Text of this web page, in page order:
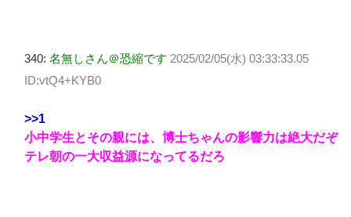
340: 名無しさん＠恐縮です 2025/02/05(水) 03:33:33.05
ID:vtQ4+KYB0
>>1
小中学生とその親には、博士ちゃんの影響力は絶大だぞ
テレ朝の一大収益源になってるだろ